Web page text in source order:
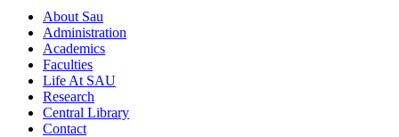
About Sau
Administration
Academics
Faculties
Life At SAU
Research
Central Library
Contact